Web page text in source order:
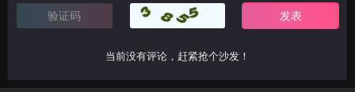
当前没有评论，赶紧抢个沙发！